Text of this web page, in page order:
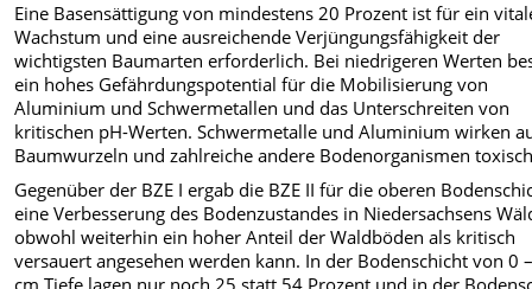
Eine Basensättigung von mindestens 20 Prozent ist für ein
Wachstum und eine ausreichende Verjüngungsfähigkeit der
wichtigsten Baumarten erforderlich. Bei niedrigeren Werten
ein hohes Gefährdungspotential für die Mobilisierung von
Aluminium und Schwermetallen und das Unterschreiten von
kritischen pH-Werten. Schwermetalle und Aluminium wirken
Baumwurzeln und zahlreiche andere Bodenorganismen
Gegenüber der BZE I ergab die BZE II für die oberen
eine Verbesserung des Bodenzustandes in Niedersachsens
obwohl weiterhin ein hoher Anteil der Waldböden als kritisch
versauert angesehen werden kann. In der Bodenschicht von 0
cm Tiefe lagen nur noch 25 statt 54 Prozent und in der